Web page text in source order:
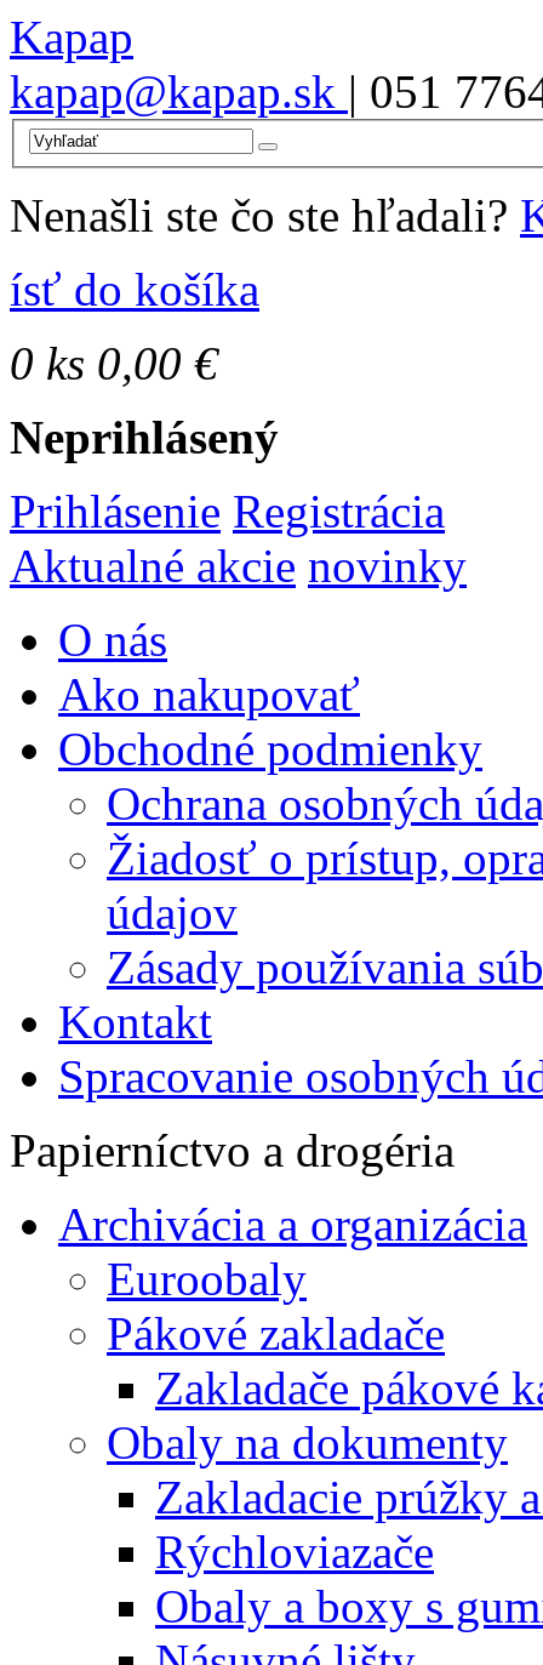
Kapap
kapap@kapap.sk | 051
Nenašli ste čo ste hľadali?
ísť do košíka
0 ks 0,00 €
Neprihlásený
Prihlásenie Registrácia
Aktualné akcie novinky
O nás
Ako nakupovať
Obchodné podmienky
Ochrana osobných
Žiadosť o prístup,
údajov
Zásady používania
Kontakt
Spracovanie osobných
Papierníctvo a drogéria
Archivácia a organizácia
Euroobaly
Pákové zakladače
Zakladače pákové
Obaly na dokumenty
Zakladacie prúžky
Rýchloviazače
Obaly a boxy s